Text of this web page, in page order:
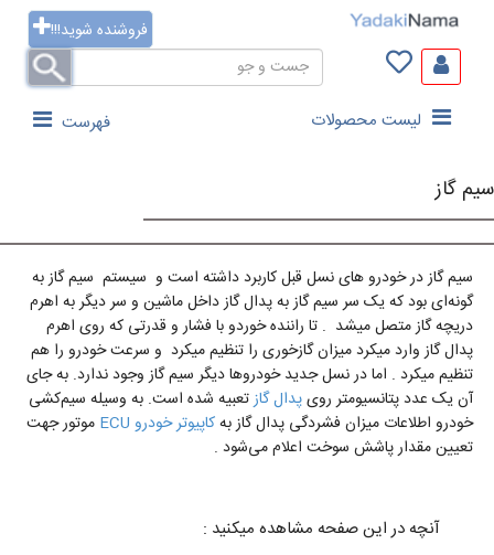
فروشنده شوید!!!
لیست محصولات فهرست
سیم گاز
سیم گاز در خودرو های نسل قبل کاربرد داشته است و سیستم سیم گاز به
گونه­‌ای بود که یک سر سیم­ گاز به پدال گاز داخل ماشین و سر دیگر به اهرم
دریچه­ گاز متصل میشد . تا راننده خوردو با فشار و قدرتی که روی اهرم
پدال گاز وارد میکرد میزان گازخوری را تنظیم میکرد و سرعت خودرو را هم
تنظیم میکرد . اما در نسل جدید خودروها دیگر سیم­ گاز وجود ندارد. به جای
آن یک عدد پتانسیومتر رویپدال گازتعبیه شده است. به وسیله­ سیم­‌کشی
خودرو اطلاعات میزان فشردگی پدال گاز بهکاپیوتر خودرو ECU
موتور جهت
تعیین مقدار پاشش سوخت اعلام می­‌شود .
آنچه در این صفحه مشاهده میکنید :